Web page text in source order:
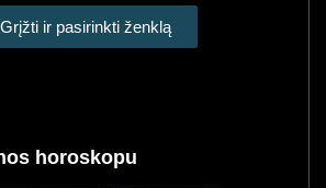
Grįžti ir pasirinkti ženklą
horoskopu